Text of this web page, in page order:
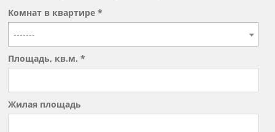
Комнат в квартире *
-------
Площадь, кв.м. *
Жилая площадь